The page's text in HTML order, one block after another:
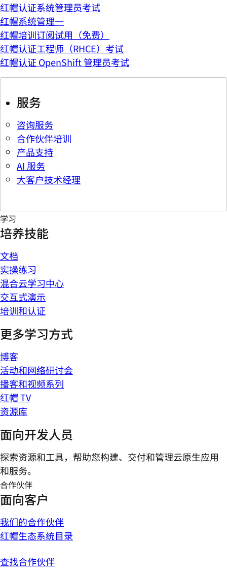
红帽认证系统管理员考试
红帽系统管理一
红帽培训订阅试用（免费）
红帽认证工程师（RHCE）考试
红帽认证 OpenShift 管理员考试
服务
咨询服务
合作伙伴培训
产品支持
AI 服务
大客户技术经理
学习
培养技能
文档
实操练习
混合云学习中心
交互式演示
培训和认证
更多学习方式
博客
活动和网络研讨会
播客和视频系列
红帽 TV
资源库
面向开发人员
探索资源和工具，帮助您构建、交付和管理云原生应用
和服务。
合作伙伴
面向客户
我们的合作伙伴
红帽生态系统目录
查找合作伙伴